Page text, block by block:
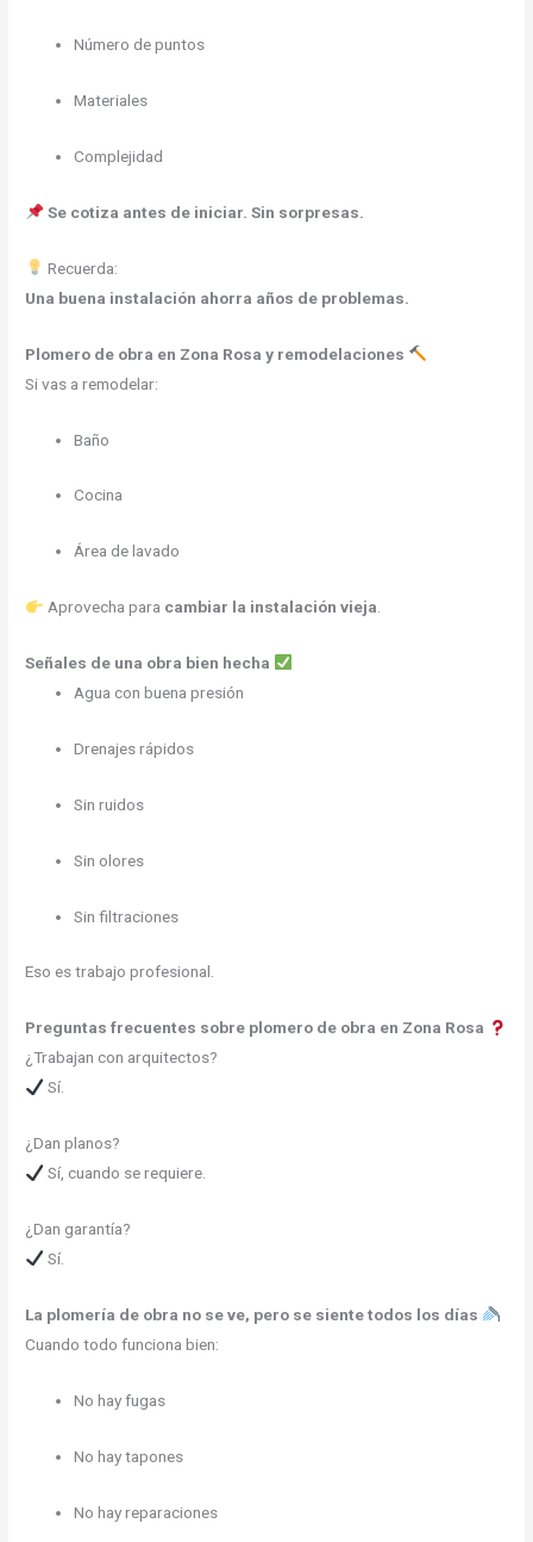
Número de puntos
Materiales
Complejidad
Se cotiza antes de iniciar. Sin sorpresas.
Recuerda:
Una buena instalación ahorra años de problemas.
Plomero de obra en Zona Rosa y remodelaciones
Si vas a remodelar:
Baño
Cocina
Área de lavado
Aprovecha para cambiar la instalación vieja
Señales de una obra bien hecha
Agua con buena presión
Drenajes rápidos
Sin ruidos
Sin olores
Sin filtraciones
Eso es trabajo profesional.
Preguntas frecuentes sobre plomero de obra en Zona Rosa
¿Trabajan con arquitectos?
Sí.
¿Dan planos?
Sí, cuando se requiere.
¿Dan garantía?
Sí.
La plomería de obra no se ve, pero se siente todos los días
Cuando todo funciona bien:
No hay fugas
No hay tapones
No hay reparaciones